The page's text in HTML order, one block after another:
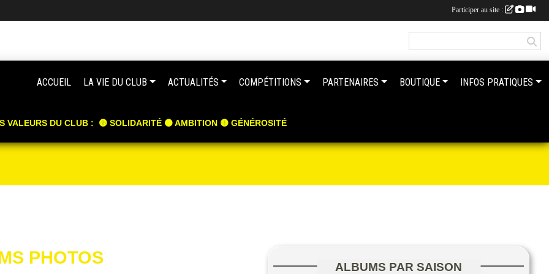
VALEURS DU CLUB : 🟡 SOLIDARITÉ ⚫️ AMBITION 🟡 GÉNÉROSITÉ
PHOTOS ALBUMS PAR SAISON
ACCUEIL LA VIE DU CLUB ACTUALITÉS COMPÉTITIONS PARTENAIRES BOUTIQUE INFOS PRATIQUES
Participer au site :